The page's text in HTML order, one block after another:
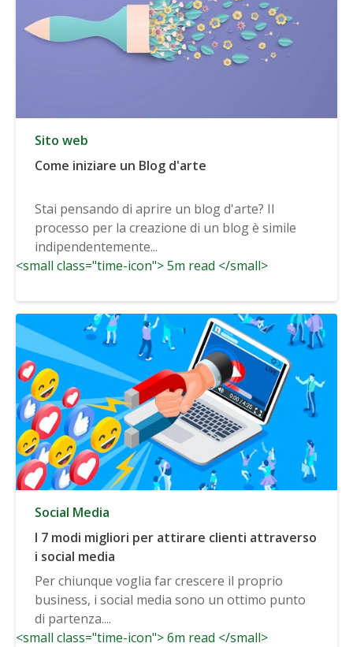
Sito web
Come iniziare un Blog d'arte
Stai pensando di aprire un blog d'arte? Il
processo per la creazione di un blog è simile
indipendentemente...
<small class="time-icon"> 5m read </small>
Social Media
I 7 modi migliori per attirare clienti attraverso
i social media
Per chiunque voglia far crescere il proprio
business, i social media sono un ottimo punto
di partenza....
<small class="time-icon"> 6m read </small>